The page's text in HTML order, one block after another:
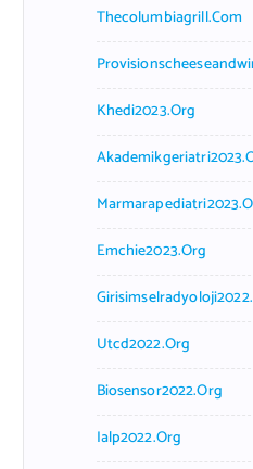
Thecolumbiagrill.com
Khedi2023.org
Emchie2023.org
Utcd2022.org
Biosensor2022.org
Ialp2022.org